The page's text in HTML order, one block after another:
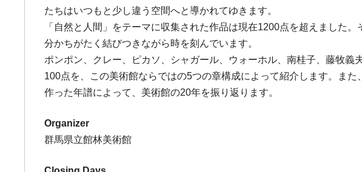
たちはいつもと少し違う空間へと導かれてゆきます。
「自然と人間」をテーマに収集された作品は現在1200点を超えました
分かちがたく結びつきながら時を刻んでいます。
ポンポン、クレー、ピカソ、シャガール、ウォーホル、南桂子、藤牧
100点を、この美術館ならではの5つの章構成によって紹介します。ま
作った年譜によって、美術館の20年を振り返ります。
Organizer
群馬県立館林美術館